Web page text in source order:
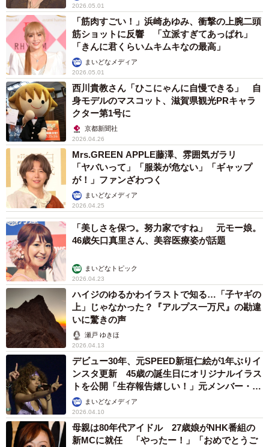
2026.05.01
「筋肉すごい！」浜崎あゆみ、衝撃の上腕二頭
筋ショットに反響 「立派すぎてあっぱれ」
「きんに君くらいムキムキなの最高」
まいどなメディア
2026.05.01
西川貴教さん「ひこにゃんに自慢できる」 自
身モデルのマスコット、滋賀県観光PRキャラ
クター第1号に
京都新聞社
2026.04.26
Mrs.GREEN APPLE藤澤、雰囲気ガラリ
「ヤバいって」「服装が危ない」「ギャップ
が！」ファンざわつく
まいどなメディア
2026.04.25
「美しさを保つ。努力家ですね」 元モー娘。
46歳矢口真里さん、美容医療姿が話題
まいどなトピック
2026.04.23
ハイジのゆるかわイラストで知る…「子ヤギの
上」じゃなかった？『アルプス一万尺』の勘違
いに驚きの声
瀬戸 ゆきほ
2026.04.13
デビュー30年、元SPEED新垣仁絵が1年ぶりイ
ンスタ更新 45歳の誕生日にオリジナルイラス
トを公開「生存報告嬉しい！」元メンバー・今
井絵理子も反応「やっぱり最高！」
まいどなメディア
2026.04.10
母親は80年代アイドル 27歳娘がNHK番組の
新MCに就任 「やったー！」「おめでとうご